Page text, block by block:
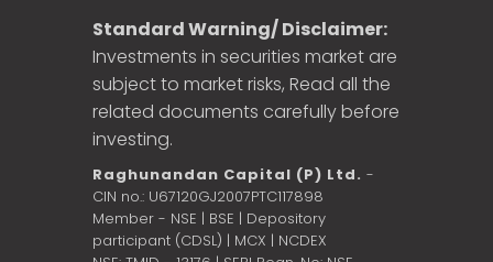
Standard Warning/ Disclaimer:
Investments in securities market are
subject to market risks, Read all the
related documents carefully before
investing.
Raghunandan Capital (P) Ltd. -
CIN no.: U67120GJ2007PTC117898
Member - NSE | BSE | Depository
participant (CDSL) | MCX | NCDEX